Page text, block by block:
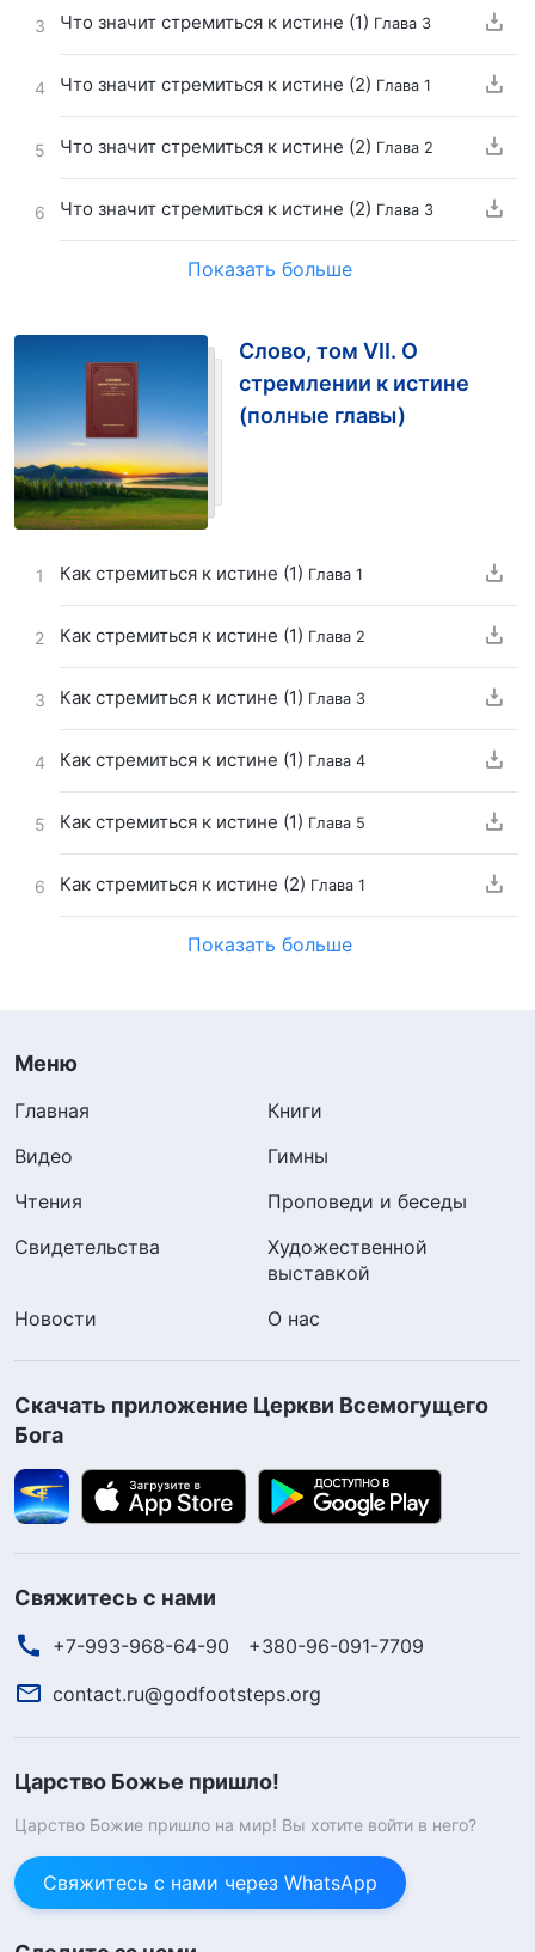
3 Что значит стремиться к истине (1) Глава 3
4 Что значит стремиться к истине (2) Глава 1
5 Что значит стремиться к истине (2) Глава 2
6 Что значит стремиться к истине (2) Глава 3
Показать больше
Слово, том VII. О
стремлении к истине
(полные главы)
1 Как стремиться к истине (1) Глава 1
2 Как стремиться к истине (1) Глава 2
3 Как стремиться к истине (1) Глава 3
4 Как стремиться к истине (1) Глава 4
5 Как стремиться к истине (1) Глава 5
6 Как стремиться к истине (2) Глава 1
Показать больше
Меню
Главная
Книги
Видео
Гимны
Чтения
Проповеди и беседы
Свидетельства
Художественной
выставкой
Новости
О нас
Скачать приложение Церкви Всемогущего
Бога
Свяжитесь с нами
+7-993-968-64-90
+380-96-091-7709
contact.ru@godfootsteps.org
Царство Божье пришло!
Царство Божие пришло на мир! Вы хотите войти в него?
Свяжитесь с нами через WhatsApp